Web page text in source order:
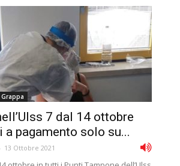
7 dal 14 ottobre
a pagamento solo su...
- 13 Ottobre 2021